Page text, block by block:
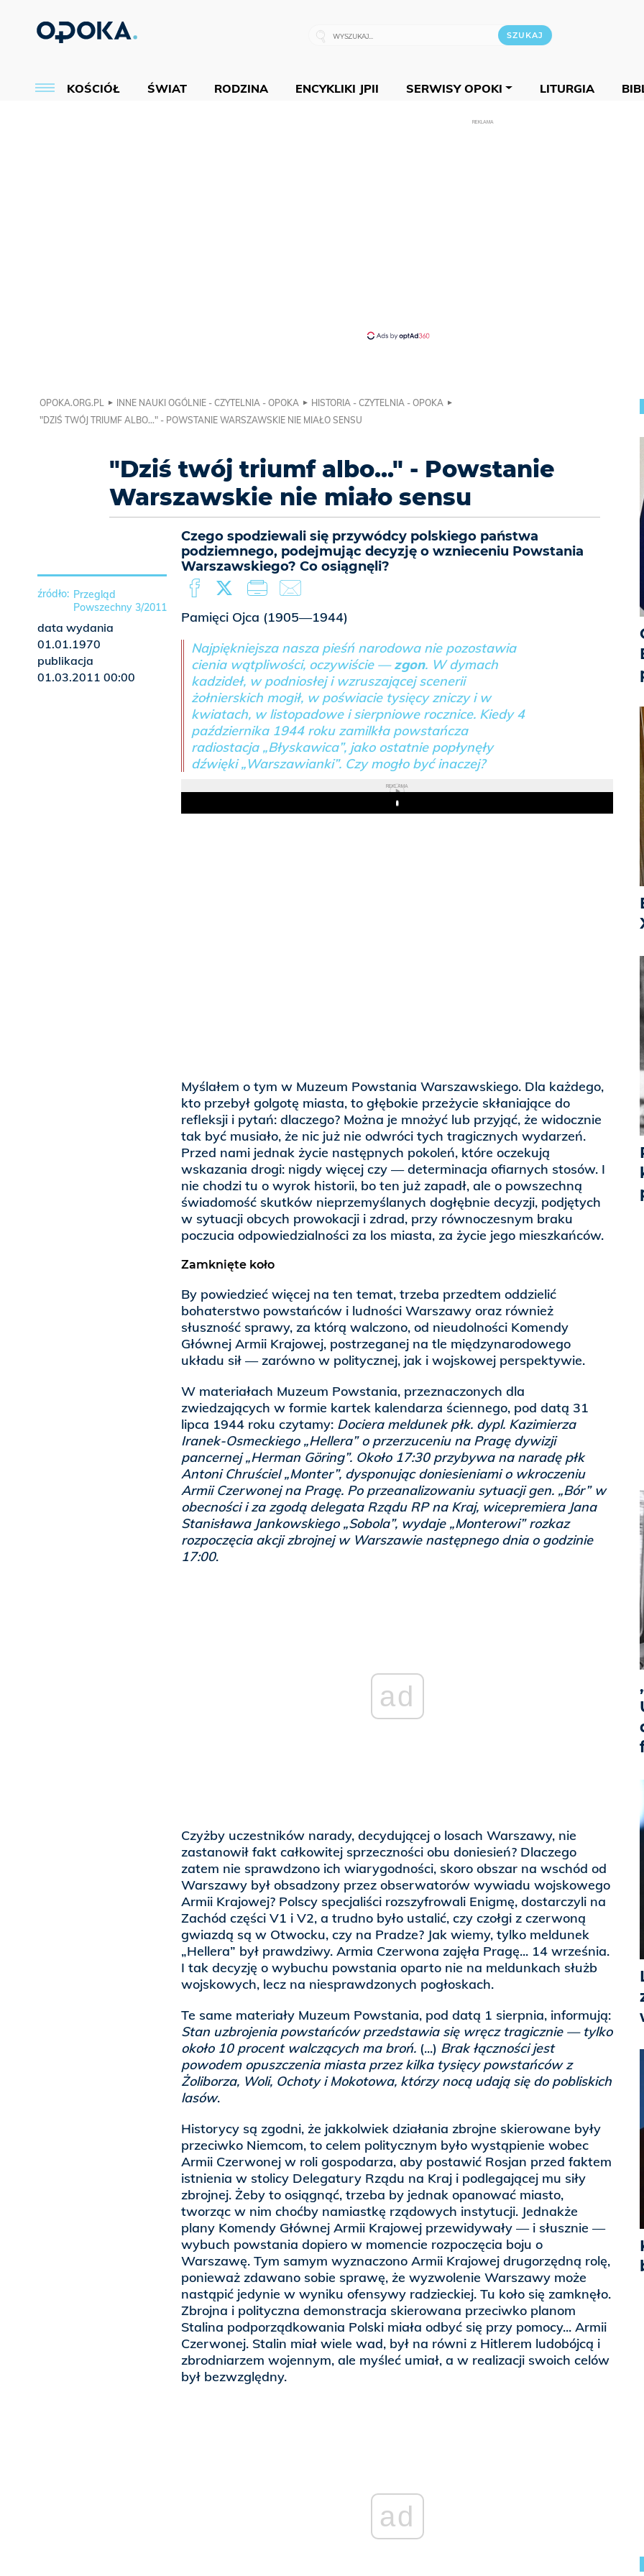
KOŚCIÓŁ ŚWIAT RODZINA ENCYKLIKI JPII SERWISY OPOKI LITURGIA
REKLAMA
OPOKA.ORG.PL INNE NAUKI OGÓLNIE - CZYTELNIA - OPOKA
HISTORIA - CZYTELNIA - OPOKA
"DZIŚ TWÓJ TRIUMF ALBO..." - POWSTANIE WARSZAWSKIE NIE MIAŁO SENSU
"Dziś twój triumf albo..." - Powstanie
Warszawskie nie miało sensu
Czego spodziewali się przywódcy polskiego państwa
podziemnego, podejmując decyzję o wznieceniu Powstania
Warszawskiego? Co osiągnęli?
Pamięci Ojca (1905—1944)
Najpiękniejsza nasza pieśń narodowa nie pozostawia
cienia wątpliwości, oczywiście —zgon. W dymach
kadzideł, w podniosłej i wzruszającej scenerii
żołnierskich mogił, w poświacie tysięcy zniczy i w
kwiatach, w listopadowe i sierpniowe rocznice. Kiedy 4
października 1944 roku zamilkła powstańcza
radiostacja „Błyskawica”, jako ostatnie popłynęły
dźwięki „Warszawianki”. Czy mogło być inaczej?
REKLAMA
Play
Myślałem o tym w Muzeum Powstania Warszawskiego. Dla każdego,
kto przebył golgotę miasta, to głębokie przeżycie skłaniające do
refleksji i pytań: dlaczego? Można je mnożyć lub przyjąć, że widocznie
tak być musiało, że nic już nie odwróci tych tragicznych wydarzeń.
Przed nami jednak życie następnych pokoleń, które oczekują
wskazania drogi: nigdy więcej czy — determinacja ofiarnych stosów. I
nie chodzi tu o wyrok historii, bo ten już zapadł, ale o powszechną
świadomość skutków nieprzemyślanych dogłębnie decyzji, podjętych
w sytuacji obcych prowokacji i zdrad, przy równoczesnym braku
poczucia odpowiedzialności za los miasta, za życie jego mieszkańców.
Zamknięte koło
By powiedzieć więcej na ten temat, trzeba przedtem oddzielić
bohaterstwo powstańców i ludności Warszawy oraz również
słuszność sprawy, za którą walczono, od nieudolności Komendy
Głównej Armii Krajowej, postrzeganej na tle międzynarodowego
układu sił — zarówno w politycznej, jak i wojskowej perspektywie.
W materiałach Muzeum Powstania, przeznaczonych dla
zwiedzających w formie kartek kalendarza ściennego, pod datą 31
lipca 1944 roku czytamy: Dociera meldunek płk. dypl. Kazimierza
Iranek-Osmeckiego „Hellera” o przerzuceniu na Pragę dywizji
pancernej „Herman Göring”. Około 17:30 przybywa na naradę płk
Antoni Chruściel „Monter”, dysponując doniesieniami o wkroczeniu
Armii Czerwonej na Pragę. Po przeanalizowaniu sytuacji gen. „Bór” w
obecności i za zgodą delegata Rządu RP na Kraj, wicepremiera Jana
Stanisława Jankowskiego „Sobola”, wydaje „Monterowi” rozkaz
rozpoczęcia akcji zbrojnej w Warszawie następnego dnia o godzinie
17:00.
ad
Czyżby uczestników narady, decydującej o losach Warszawy, nie
zastanowił fakt całkowitej sprzeczności obu doniesień? Dlaczego
zatem nie sprawdzono ich wiarygodności, skoro obszar na wschód od
Warszawy był obsadzony przez obserwatorów wywiadu wojskowego
Armii Krajowej? Polscy specjaliści rozszyfrowali Enigmę, dostarczyli na
Zachód części V1 i V2, a trudno było ustalić, czy czołgi z czerwoną
gwiazdą są w Otwocku, czy na Pradze? Jak wiemy, tylko meldunek
„Hellera” był prawdziwy. Armia Czerwona zajęła Pragę... 14 września.
I tak decyzję o wybuchu powstania oparto nie na meldunkach służb
wojskowych, lecz na niesprawdzonych pogłoskach.
Te same materiały Muzeum Powstania, pod datą 1 sierpnia, informują:
Stan uzbrojenia powstańców przedstawia się wręcz tragicznie — tylko
około 10 procent walczących ma broń. (...) Brak łączności jest
powodem opuszczenia miasta przez kilka tysięcy powstańców z
Żoliborza, Woli, Ochoty i Mokotowa, którzy nocą udają się do pobliskich
lasów.
Historycy są zgodni, że jakkolwiek działania zbrojne skierowane były
przeciwko Niemcom, to celem politycznym było wystąpienie wobec
Armii Czerwonej w roli gospodarza, aby postawić Rosjan przed faktem
istnienia w stolicy Delegatury Rządu na Kraj i podlegającej mu siły
zbrojnej. Żeby to osiągnąć, trzeba by jednak opanować miasto,
tworząc w nim choćby namiastkę rządowych instytucji. Jednakże
plany Komendy Głównej Armii Krajowej przewidywały — i słusznie —
wybuch powstania dopiero w momencie rozpoczęcia boju o
Warszawę. Tym samym wyznaczono Armii Krajowej drugorzędną rolę,
ponieważ zdawano sobie sprawę, że wyzwolenie Warszawy może
nastąpić jedynie w wyniku ofensywy radzieckiej. Tu koło się zamknęło.
Zbrojna i polityczna demonstracja skierowana przeciwko planom
Stalina podporządkowania Polski miała odbyć się przy pomocy... Armii
Czerwonej. Stalin miał wiele wad, był na równi z Hitlerem ludobójcą i
zbrodniarzem wojennym, ale myśleć umiał, a w realizacji swoich celów
był bezwzględny.
ad
Przegląd
Powszechny 3/2011
data wydania
01.01.1970
publikacja
01.03.2011 00:00